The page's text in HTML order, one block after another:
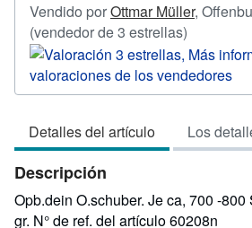
Vendido porOttmar Müller,
(vendedor de 3 estrellas)
del
vendedor:
3
5
estrellas
Detalles del artículo Los
Descripción
Opb.dein O.schuber. Je ca, 700 -
gr. N° de ref. del artículo 60208n